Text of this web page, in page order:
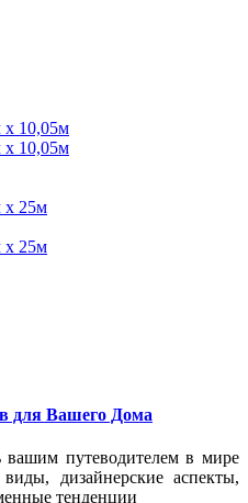
x 10,05м
х 10,05м
x 25м
x 25м
для Вашего Дома
вашим путеводителем в мире
дизайнерские аспекты,
тенденции